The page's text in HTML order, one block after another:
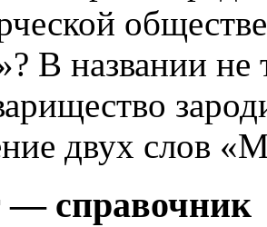
В названии не
двух слов
— справочник